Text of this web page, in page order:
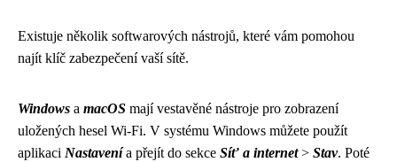
Existuje několik softwarových nástrojů, které vám pomohou
najít klíč zabezpečení vaší sítě.
Windows a macOS mají vestavěné nástroje pro zobrazení
uložených hesel Wi-Fi. V systému Windows můžete použít
aplikaci Nastavenía přejít do sekce Síť a internet> Stav. Poté